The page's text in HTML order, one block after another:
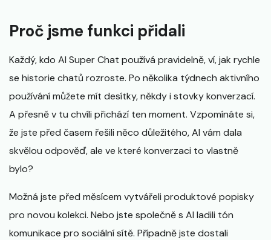
Proč jsme funkci přidali
Každý, kdo AI Super Chat používá pravidelně, ví, jak rychle
se historie chatů rozroste. Po několika týdnech aktivního
používání můžete mít desítky, někdy i stovky konverzací.
A přesně v tu chvíli přichází ten moment. Vzpomínáte si,
že jste před časem řešili něco důležitého, AI vám dala
skvělou odpověď, ale ve které konverzaci to vlastně
bylo?
Možná jste před měsícem vytvářeli produktové popisky
pro novou kolekci. Nebo jste společně s AI ladili tón
komunikace pro sociální sítě. Případně jste dostali